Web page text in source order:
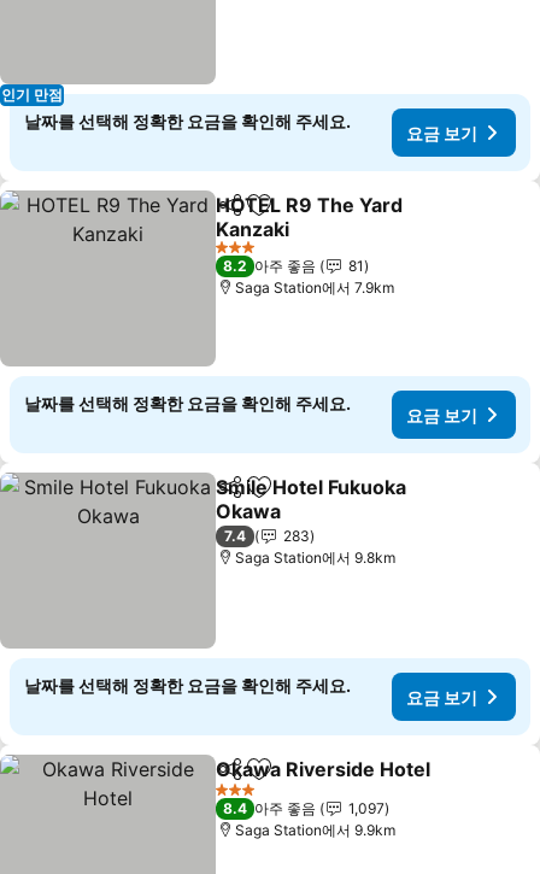
인기 만점
날짜를 선택해 정확한 요금을 확인해 주세요.
요금 보기
공유 즐겨찾기에 추가
HOTEL R9 The Yard
Kanzaki
요금 보기
3 성급
8.2 아주 좋음
81
Saga Station에서 7.9km
날짜를 선택해 정확한 요금을 확인해 주세요.
요금 보기
공유 즐겨찾기에 추가
Smile Hotel Fukuoka
Okawa
요금 보기
7.4
283
Saga Station에서 9.8km
날짜를 선택해 정확한 요금을 확인해 주세요.
요금 보기
공유 즐겨찾기에 추가
Okawa Riverside Hotel
3 성급
8.4 아주 좋음
1,097
Saga Station에서 9.9km